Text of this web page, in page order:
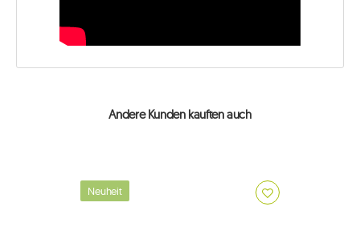
Andere Kunden kauften auch
Neuheit